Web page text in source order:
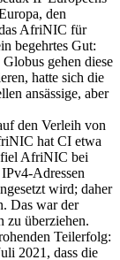
den
AfriNIC für
begehrtes Gut:
gehen diese
hatte sich die
ansässige, aber
den Verleih von
hat CI etwa
fiel AfriNIC bei
Adressen
wird; daher
Das war der
überziehen.
Teilerfolg:
2021, dass die